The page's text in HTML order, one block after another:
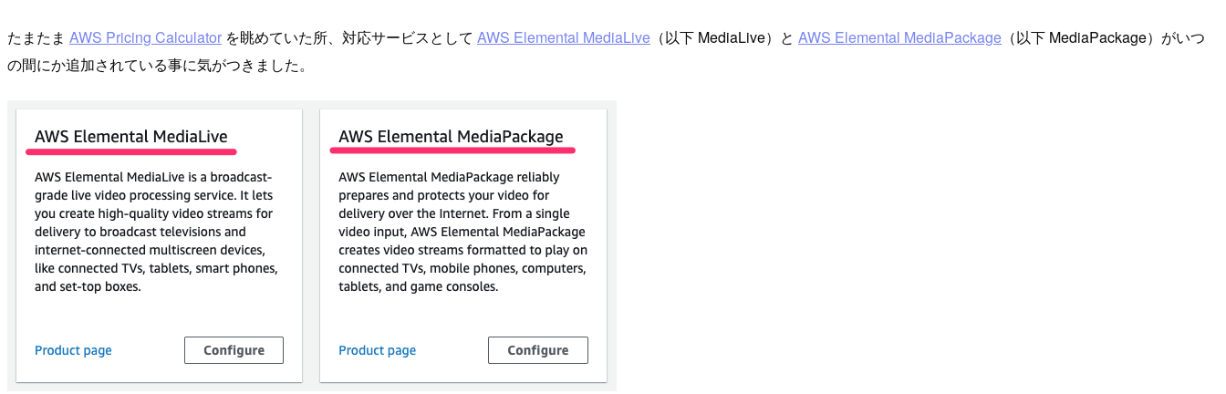
たまたま AWS Pricing Calculator を眺めていた所、対応サービスとして AWS Elemental MediaLive （以下 MediaLive）と AWS Elemental MediaPackage （以下 MediaPackage）がいつ
の間にか追加されている事に気がつきました。